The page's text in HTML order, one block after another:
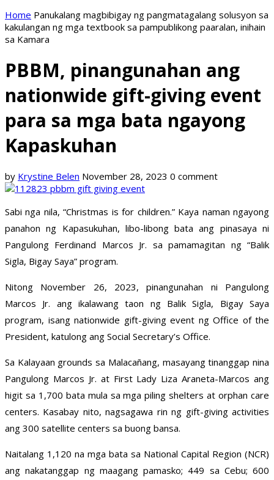
Home Panukalang magbibigay ng pangmatagalang solusyon sa
kakulangan ng mga textbook sa pampublikong paaralan, inihain
sa Kamara
PBBM, pinangunahan ang
nationwide gift-giving event
para sa mga bata ngayong
Kapaskuhan
by Krystine Belen November 28, 2023 0 comment
Sabi nga nila, “Christmas is for children.” Kaya naman ngayong
panahon ng Kapasukuhan, libo-libong bata ang pinasaya ni
Pangulong Ferdinand Marcos Jr. sa pamamagitan ng “Balik
Sigla, Bigay Saya” program.
Nitong November 26, 2023, pinangunahan ni Pangulong
Marcos Jr. ang ikalawang taon ng Balik Sigla, Bigay Saya
program, isang nationwide gift-giving event ng Office of the
President, katulong ang Social Secretary’s Office.
Sa Kalayaan grounds sa Malacañang, masayang tinanggap nina
Pangulong Marcos Jr. at First Lady Liza Araneta-Marcos ang
higit sa 1,700 bata mula sa mga piling shelters at orphan care
centers. Kasabay nito, nagsagawa rin ng gift-giving activities
ang 300 satellite centers sa buong bansa.
Naitalang 1,120 na mga bata sa National Capital Region (NCR)
ang nakatanggap ng maagang pamasko; 449 sa Cebu; 600